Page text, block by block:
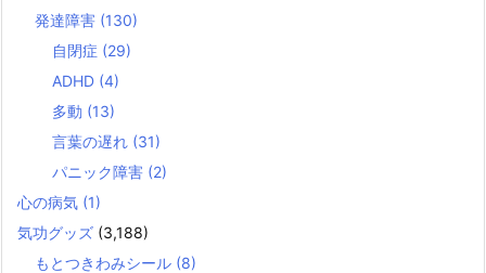
発達障害 (130)
自閉症 (29)
ADHD (4)
多動 (13)
言葉の遅れ (31)
パニック障害 (2)
心の病気 (1)
気功グッズ (3,188)
もとつきわみシール (8)